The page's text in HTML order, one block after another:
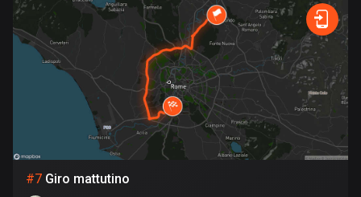
Estland
1147 rutter
Etiopien
5 rutter
Färöarna
13 rutter
#7 Giro mattutino